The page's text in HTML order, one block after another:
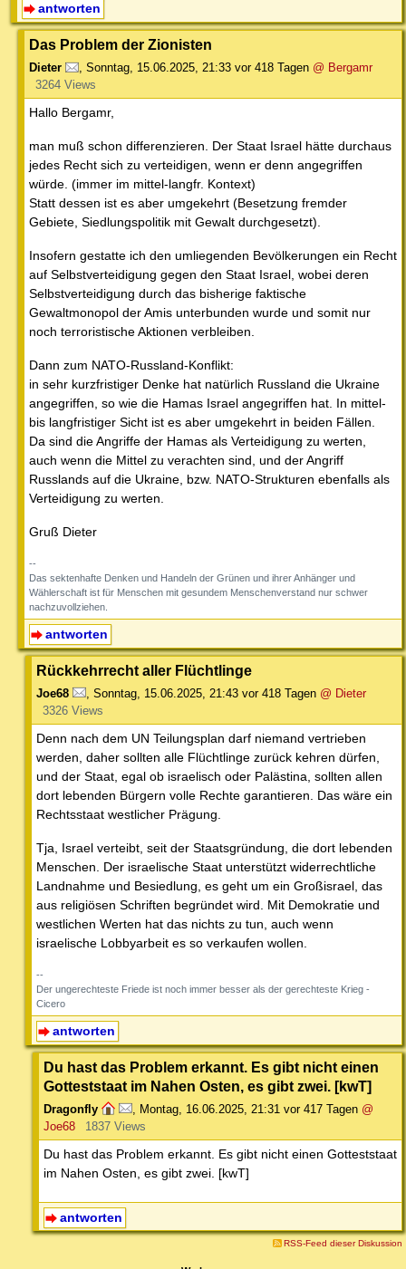
antworten
Das Problem der Zionisten
Dieter , Sonntag, 15.06.2025, 21:33 vor 418 Tagen @ Bergamr
3264 Views
Hallo Bergamr,
man muß schon differenzieren. Der Staat Israel hätte durchaus
jedes Recht sich zu verteidigen, wenn er denn angegriffen
würde. (immer im mittel-langfr. Kontext)
Statt dessen ist es aber umgekehrt (Besetzung fremder
Gebiete, Siedlungspolitik mit Gewalt durchgesetzt).
Insofern gestatte ich den umliegenden Bevölkerungen ein Recht
auf Selbstverteidigung gegen den Staat Israel, wobei deren
Selbstverteidigung durch das bisherige faktische
Gewaltmonopol der Amis unterbunden wurde und somit nur
noch terroristische Aktionen verbleiben.
Dann zum NATO-Russland-Konflikt:
in sehr kurzfristiger Denke hat natürlich Russland die Ukraine
angegriffen, so wie die Hamas Israel angegriffen hat. In mittel-
bis langfristiger Sicht ist es aber umgekehrt in beiden Fällen.
Da sind die Angriffe der Hamas als Verteidigung zu werten,
auch wenn die Mittel zu verachten sind, und der Angriff
Russlands auf die Ukraine, bzw. NATO-Strukturen ebenfalls als
Verteidigung zu werten.
Gruß Dieter
--
Das sektenhafte Denken und Handeln der Grünen und ihrer Anhänger und
Wählerschaft ist für Menschen mit gesundem Menschenverstand nur schwer
nachzuvollziehen.
antworten
Rückkehrrecht aller Flüchtlinge
Joe68 Sonntag, 15.06.2025, 21:43 vor 418 Tagen @ Dieter
3326 Views
Denn nach dem UN Teilungsplan darf niemand vertrieben
werden, daher sollten alle Flüchtlinge zurück kehren dürfen,
und der Staat, egal ob israelisch oder Palästina, sollten allen
dort lebenden Bürgern volle Rechte garantieren. Das wäre ein
Rechtsstaat westlicher Prägung.
Tja, Israel verteibt, seit der Staatsgründung, die dort lebenden
Menschen. Der israelische Staat unterstützt widerrechtliche
Landnahme und Besiedlung, es geht um ein Großisrael, das
aus religiösen Schriften begründet wird. Mit Demokratie und
westlichen Werten hat das nichts zu tun, auch wenn
israelische Lobbyarbeit es so verkaufen wollen.
--
Der ungerechteste Friede ist noch immer besser als der gerechteste Krieg -
Cicero
antworten
Du hast das Problem erkannt. Es gibt nicht einen
Gotteststaat im Nahen Osten, es gibt zwei. [kwT]
Dragonfly Montag, 16.06.2025, 21:31 vor 417 Tagen @
Joe68
1837 Views
Du hast das Problem erkannt. Es gibt nicht einen Gotteststaat
im Nahen Osten, es gibt zwei. [kwT]
antworten
RSS-Feed dieser Diskussion